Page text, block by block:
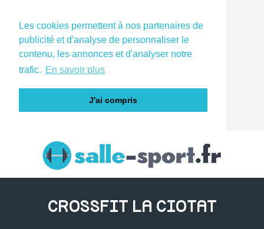
Les cookies permettent à nos partenaires de
publicité et d'analyse de personnaliser le
contenu, les annonces et d'analyser notre
trafic. En savoir plus
J'ai compris
CROSSFIT LA CIOTAT